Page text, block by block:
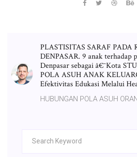
PLASTISITAS SARAF PADA
DENPASAR. 9 anak terhadap
Denpasar sebagai â€˜Kota
POLA ASUH ANAK
Efektivitas Edukasi Melalui
HUBUNGAN POLA ASUH